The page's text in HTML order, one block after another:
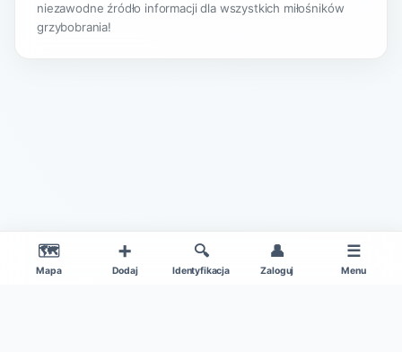
🗺️
Mapa
➕
Dodaj
🔍
Identyfikacja
👤
Zaloguj
☰
Menu
niezawodne źródło informacji dla wszystkich miłośników
grzybobrania!